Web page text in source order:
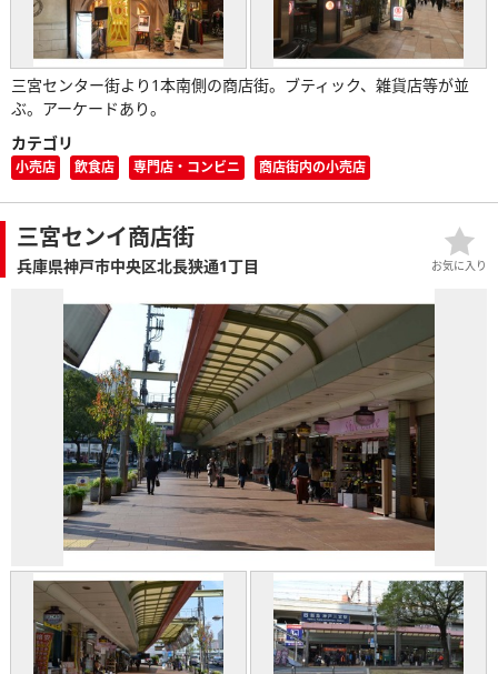
三宮センター街より1本南側の商店街。ブティック、雑貨店等が並
ぶ。アーケードあり。
カテゴリ
小売店 飲食店 専門店・コンビニ 商店街内の小売店
三宮センイ商店街
兵庫県神戸市中央区北長狭通1丁目 お気に入り